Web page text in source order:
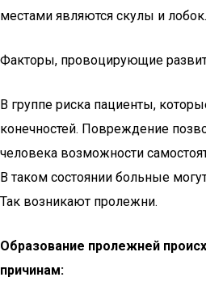
местами являются скулы и лобок.
Факторы, провоцирующие
В группе риска пациенты,
конечностей. Повреждение
человека возможности
В таком состоянии больные
Так возникают пролежни.
Образование пролежней
причинам: